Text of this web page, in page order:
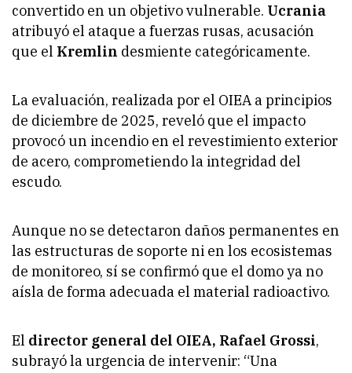
convertido en un objetivo vulnerable. Ucrania
atribuyó el ataque a fuerzas rusas, acusación
que el Kremlin desmiente categóricamente.
La evaluación, realizada por el OIEA a principios
de diciembre de 2025, reveló que el impacto
provocó un incendio en el revestimiento exterior
de acero, comprometiendo la integridad del
escudo.
Aunque no se detectaron daños permanentes en
las estructuras de soporte ni en los ecosistemas
de monitoreo, sí se confirmó que el domo ya no
aísla de forma adecuada el material radioactivo.
El director general del OIEA, Rafael Grossi,
subrayó la urgencia de intervenir: “Una